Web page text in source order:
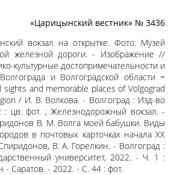
«Царицынский вестник» № 3436
вокзал на открытке. Фото: Музей
железной дороги. - Изображение //
культурные достопримечательности и
и Волгоградской области =
and memorable places of Volgograd
/ И. В. Волкова. - Волгоград : Изд-во
цв. фот. ; Железнодорожный вокзал. -
В. М. Волга моей бабушки. Виды
в почтовых карточках начала XX
В. А. Горелкин. - Волгоград :
университет, 2022. - Ч. 1 :
- Саратов. - 2022. - С. 44 : фот.